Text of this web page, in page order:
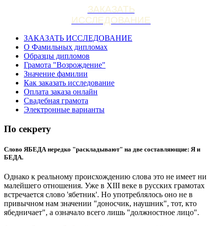
ЗАКАЗАТЬ
ИССЛЕДОВАНИЕ
ЗАКАЗАТЬ ИССЛЕДОВАНИЕ
О Фамильных дипломах
Образцы дипломов
Грамота "Возрождение"
Значение фамилии
Как заказать исследование
Оплата заказа онлайн
Свадебная грамота
Электронные варианты
По секрету
Слово ЯБЕДА нередко "раскладывают" на две составляющие: Я и
БЕДА.
Однако к реальному происхождению слова это не имеет ни
малейшего отношения. Уже в XIII веке в русских грамотах
встречается слово 'ябетник'. Но употреблялось оно не в
привычном нам значении "доносчик, наушник", тот, кто
ябедничает", а означало всего лишь "должностное лицо".